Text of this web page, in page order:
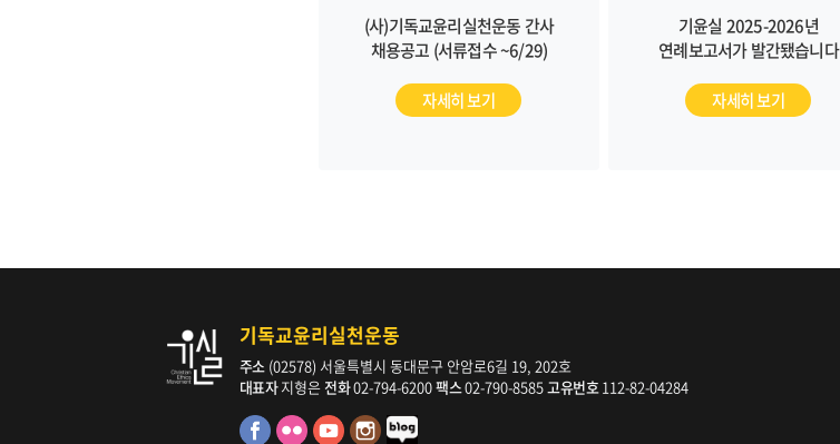
(사)기독교윤리실천운동 간사
채용공고 (서류접수 ~6/29)
자세히 보기
기윤실 2025-2026년
연례보고서가 발간됐습니다
자세히 보기
기독교윤리실천운동
주소(02578) 서울특별시 동대문구 안암로6길 19, 202호
대표자지형은 전화02-794-6200팩스02-790-8585고유번호112-82-04284